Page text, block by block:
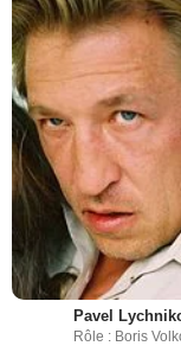
Pavel
Rôle : Boris